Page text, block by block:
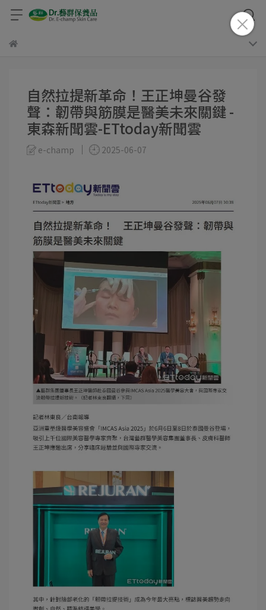
自然拉提新革命！王正坤曼谷發
聲：韌帶與筋膜是醫美未來關鍵 -
東森新聞雲-ETtoday新聞雲
e-champ 2025-06-07